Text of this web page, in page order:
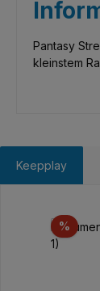
Pantasy
kleinstem
Keepplay
%